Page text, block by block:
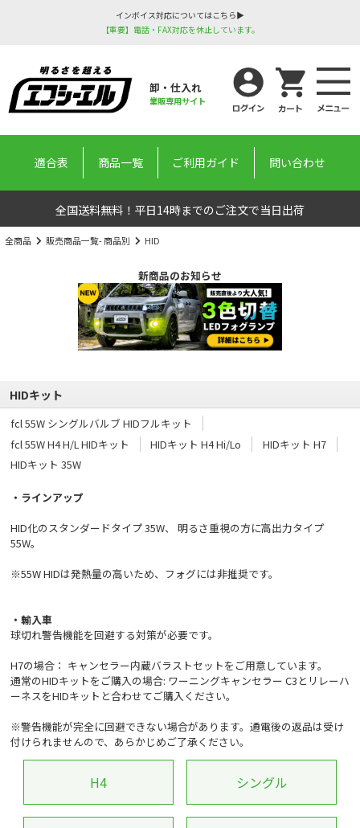
インボイス対応についてはこちら▶
【重要】電話・FAX対応を休止しています。
卸・仕入れ
業販専用サイト
適合表 商品一覧 ご利用ガイド 問い合わせ
全国送料無料！平日14時までのご注文で当日出荷
全商品 販売商品一覧- 商品別 HID
新商品のお知らせ
HIDキット
fcl 55W シングルバルブ HIDフルキット
fcl 55W H4 H/L HIDキット
HIDキット H4 Hi/Lo
HIDキット H7
HIDキット 35W
・ラインアップ
HID化のスタンダードタイプ 35W、 明るさ重視の方に高出力タイプ
55W。
※55W HIDは発熱量の高いため、フォグには非推奨です。
・輸入車
球切れ警告機能を回避する対策が必要です。
H7の場合： キャンセラー内蔵バラストセットをご用意しています。
通常のHIDキットをご購入の場合: ワーニングキャンセラー C3とリレーハ
ーネスをHIDキットと合わせてご購入ください。
※警告機能が完全に回避できない場合があります。通電後の返品は受け
付けられませんので、あらかじめご了承ください。
H4 シングル